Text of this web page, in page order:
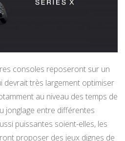
consoles reposeront sur un
devrait très largement optimiser
au niveau des temps de
jonglage entre différentes
puissantes soient-elles, les
proposer des jeux dignes de